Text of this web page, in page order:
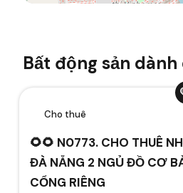
Bất động sản dành
Cho thuê
🌻🌻 N0773. CHO THUÊ
ĐÀ NẴNG 2 NGỦ ĐỒ CƠ
CỔNG RIÊNG